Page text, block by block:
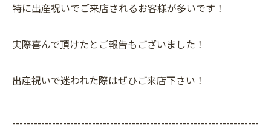
特に出産祝いでご来店されるお客様が多いです！
実際喜んで頂けたとご報告もございました！
出産祝いで迷われた際はぜひご来店下さい！
--------------------------------------------------------------------